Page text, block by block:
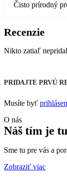
Čisto prírodný
Recenzie
Nikto zatiaľ
PRIDAJTE PRVÚ
Musíte byť
O nás
Náš tím je
Sme tu pre vás a
Zobraziť viac